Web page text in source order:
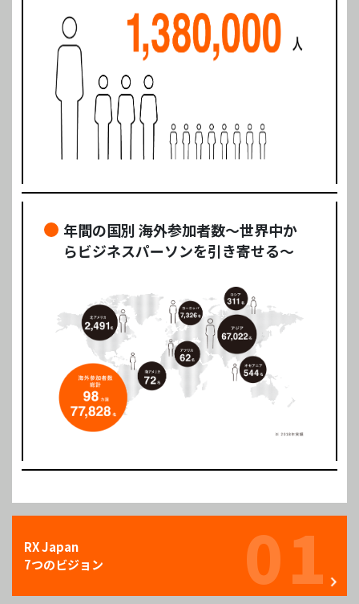
年間の国別 海外参加者数～世界中か
らビジネスパーソンを引き寄せる～
01
RX Japan
7つのビジョン